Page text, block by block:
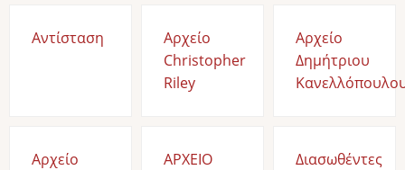
Αντίσταση
Αρχείο
Christopher
Riley
Αρχείο
Δημήτριου
Αρχείο
ΑΡΧΕΙΟ
Διασωθέντες